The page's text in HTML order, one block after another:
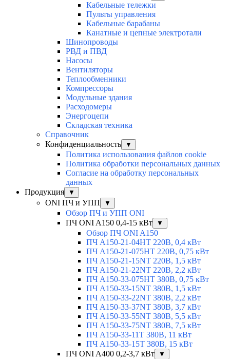
Кабельные тележки
Пульты управления
Кабельные барабаны
Канатные и цепные электротали
Шинопроводы
РВД и ПВД
Насосы
Вентиляторы
Теплообменники
Компрессоры
Модульные здания
Расходомеры
Энергоцепи
Складская техника
Справочник
Конфиденциальность
▼
Политика использования файлов cookie
Политика обработки персональных данных
Согласие на обработку персональных
данных
Продукция
▼
ONI ПЧ и УПП ▼
Обзор ПЧ и УПП ONI
ПЧ ONI A150 0,4-15 кВт
▼
Обзор ПЧ ONI A150
ПЧ A150-21-04HT 220В, 0,4 кВт
ПЧ A150-21-075HT 220В, 0,75 кВт
ПЧ A150-21-15NT 220В, 1,5 кВт
ПЧ A150-21-22NT 220В, 2,2 кВт
ПЧ A150-33-075HT 380В, 0,75 кВт
ПЧ A150-33-15NT 380В, 1,5 кВт
ПЧ A150-33-22NT 380В, 2,2 кВт
ПЧ A150-33-37NT 380В, 3,7 кВт
ПЧ A150-33-55NT 380В, 5,5 кВт
ПЧ A150-33-75NT 380В, 7,5 кВт
ПЧ A150-33-11T 380В, 11 кВт
ПЧ A150-33-15T 380В, 15 кВт
ПЧ ONI A400 0,2-3,7 кВт
▼